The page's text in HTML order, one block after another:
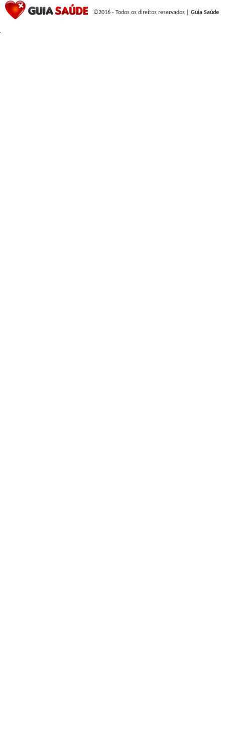
©2016 - Todos os direitos reservados | Guia Saúde